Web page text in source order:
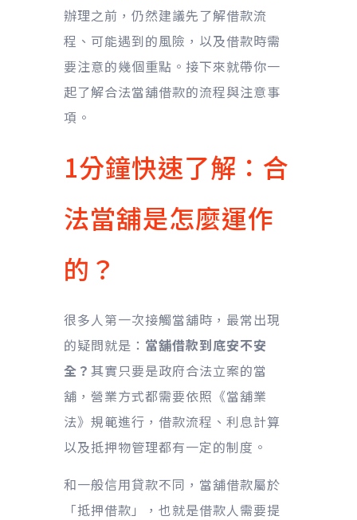
辦理之前，仍然建議先了解借款流
程、可能遇到的風險，以及借款時需
要注意的幾個重點。接下來就帶你一
起了解合法當舖借款的流程與注意事
項。
1分鐘快速了解：合
法當舖是怎麼運作
的？
很多人第一次接觸當舖時，最常出現
的疑問就是： 當舖借款到底安不安
全？ 其實只要是政府合法立案的當
舖，營業方式都需要依照《當舖業
法》規範進行，借款流程、利息計算
以及抵押物管理都有一定的制度。
和一般信用貸款不同，當舖借款屬於
「抵押借款」，也就是借款人需要提